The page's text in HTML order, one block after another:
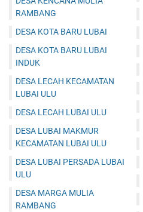
RAMBANG
DESA KOTA BARU LUBAI
DESA KOTA BARU LUBAI
INDUK
DESA LECAH KECAMATAN
LUBAI ULU
DESA LECAH LUBAI ULU
DESA LUBAI MAKMUR
KECAMATAN LUBAI ULU
DESA LUBAI PERSADA LUBAI
ULU
DESA MARGA MULIA
RAMBANG